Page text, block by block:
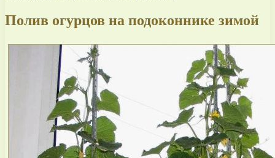
Полив огурцов на подоконнике зимой